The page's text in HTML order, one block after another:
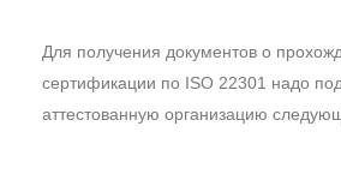
Для получения документов о
сертификации по ISO 22301 надо
аттестованную организацию